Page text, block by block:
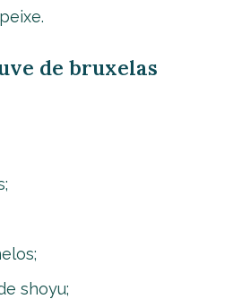
de bruxelas
shoyu;